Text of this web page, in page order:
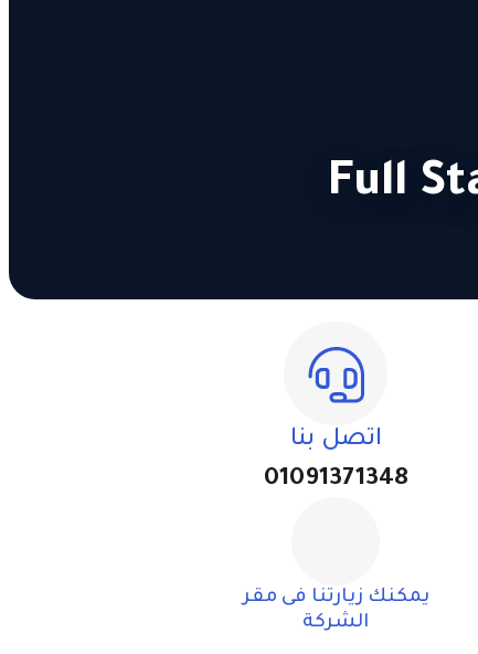
اتصل بنا
01091371348
يمكنك زيارتنا فى مقر
الشركة